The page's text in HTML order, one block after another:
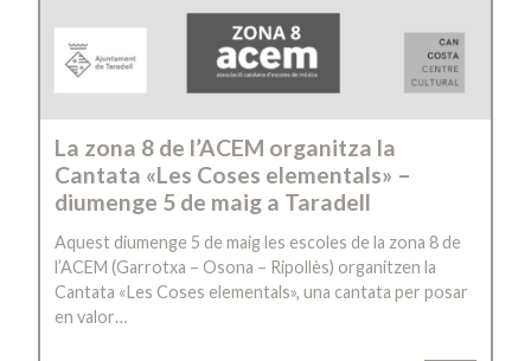
La zona 8 de l’ACEM organitza la
Cantata «Les Coses elementals» –
diumenge 5 de maig a Taradell
Aquest diumenge 5 de maig les escoles de la zona 8 de
l’ACEM (Garrotxa – Osona – Ripollès) organitzen la
Cantata «Les Coses elementals», una cantata per posar
en valor…